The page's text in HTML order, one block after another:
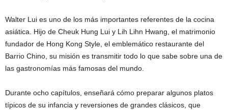
Walter Lui es uno de los más importantes referentes de la cocina
asiática. Hijo de Cheuk Hung Lui y Lih Lihn Hwang, el matrimonio
fundador de Hong Kong Style, el emblemático restaurante del
Barrio Chino, su misión es transmitir todo lo que sabe sobre una de
las gastronomías más famosas del mundo.
Durante ocho capítulos, enseñará cómo preparar algunos platos
típicos de su infancia y reversiones de grandes clásicos, que